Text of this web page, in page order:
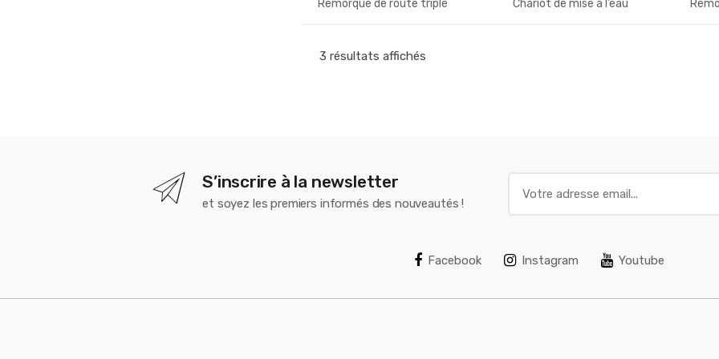
Remorque de route triple Chariot de mise à l’eau
3 résultats affichés
S’inscrire à la newsletter
et soyez les premiers informés des nouveautés !
Facebook Instagram Youtube